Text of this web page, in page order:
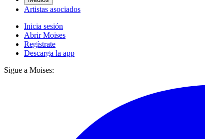
Artistas asociados
Inicia sesión
Abrir Moises
Regístrate
Descarga la app
Sigue a Moises: